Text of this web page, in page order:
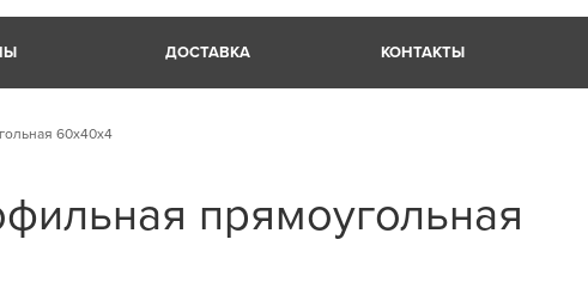
ДОСТАВКА КОНТАКТЫ
60х40х4
прямоугольная